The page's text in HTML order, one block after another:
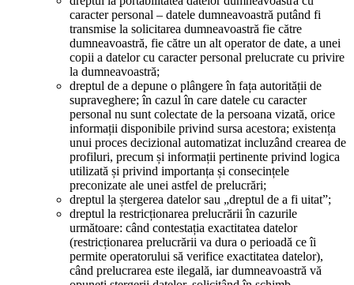
caracter personal – datele dumneavoastră putând fi
transmise la solicitarea dumneavoastră fie către
dumneavoastră, fie către un alt operator de date, a unei
copii a datelor cu caracter personal prelucrate cu privire
la dumneavoastră;
dreptul de a depune o plângere în fața autorității de
supraveghere; în cazul în care datele cu caracter
personal nu sunt colectate de la persoana vizată, orice
informații disponibile privind sursa acestora; existența
unui proces decizional automatizat incluzând crearea de
profiluri, precum și informații pertinente privind logica
utilizată și privind importanța și consecințele
preconizate ale unei astfel de prelucrări;
dreptul la ștergerea datelor sau „dreptul de a fi uitat”;
dreptul la restricționarea prelucrării în cazurile
următoare: când contestația exactitatea datelor
(restricționarea prelucrării va dura o perioadă ce îi
permite operatorului să verifice exactitatea datelor),
când prelucrarea este ilegală, iar dumneavoastră vă